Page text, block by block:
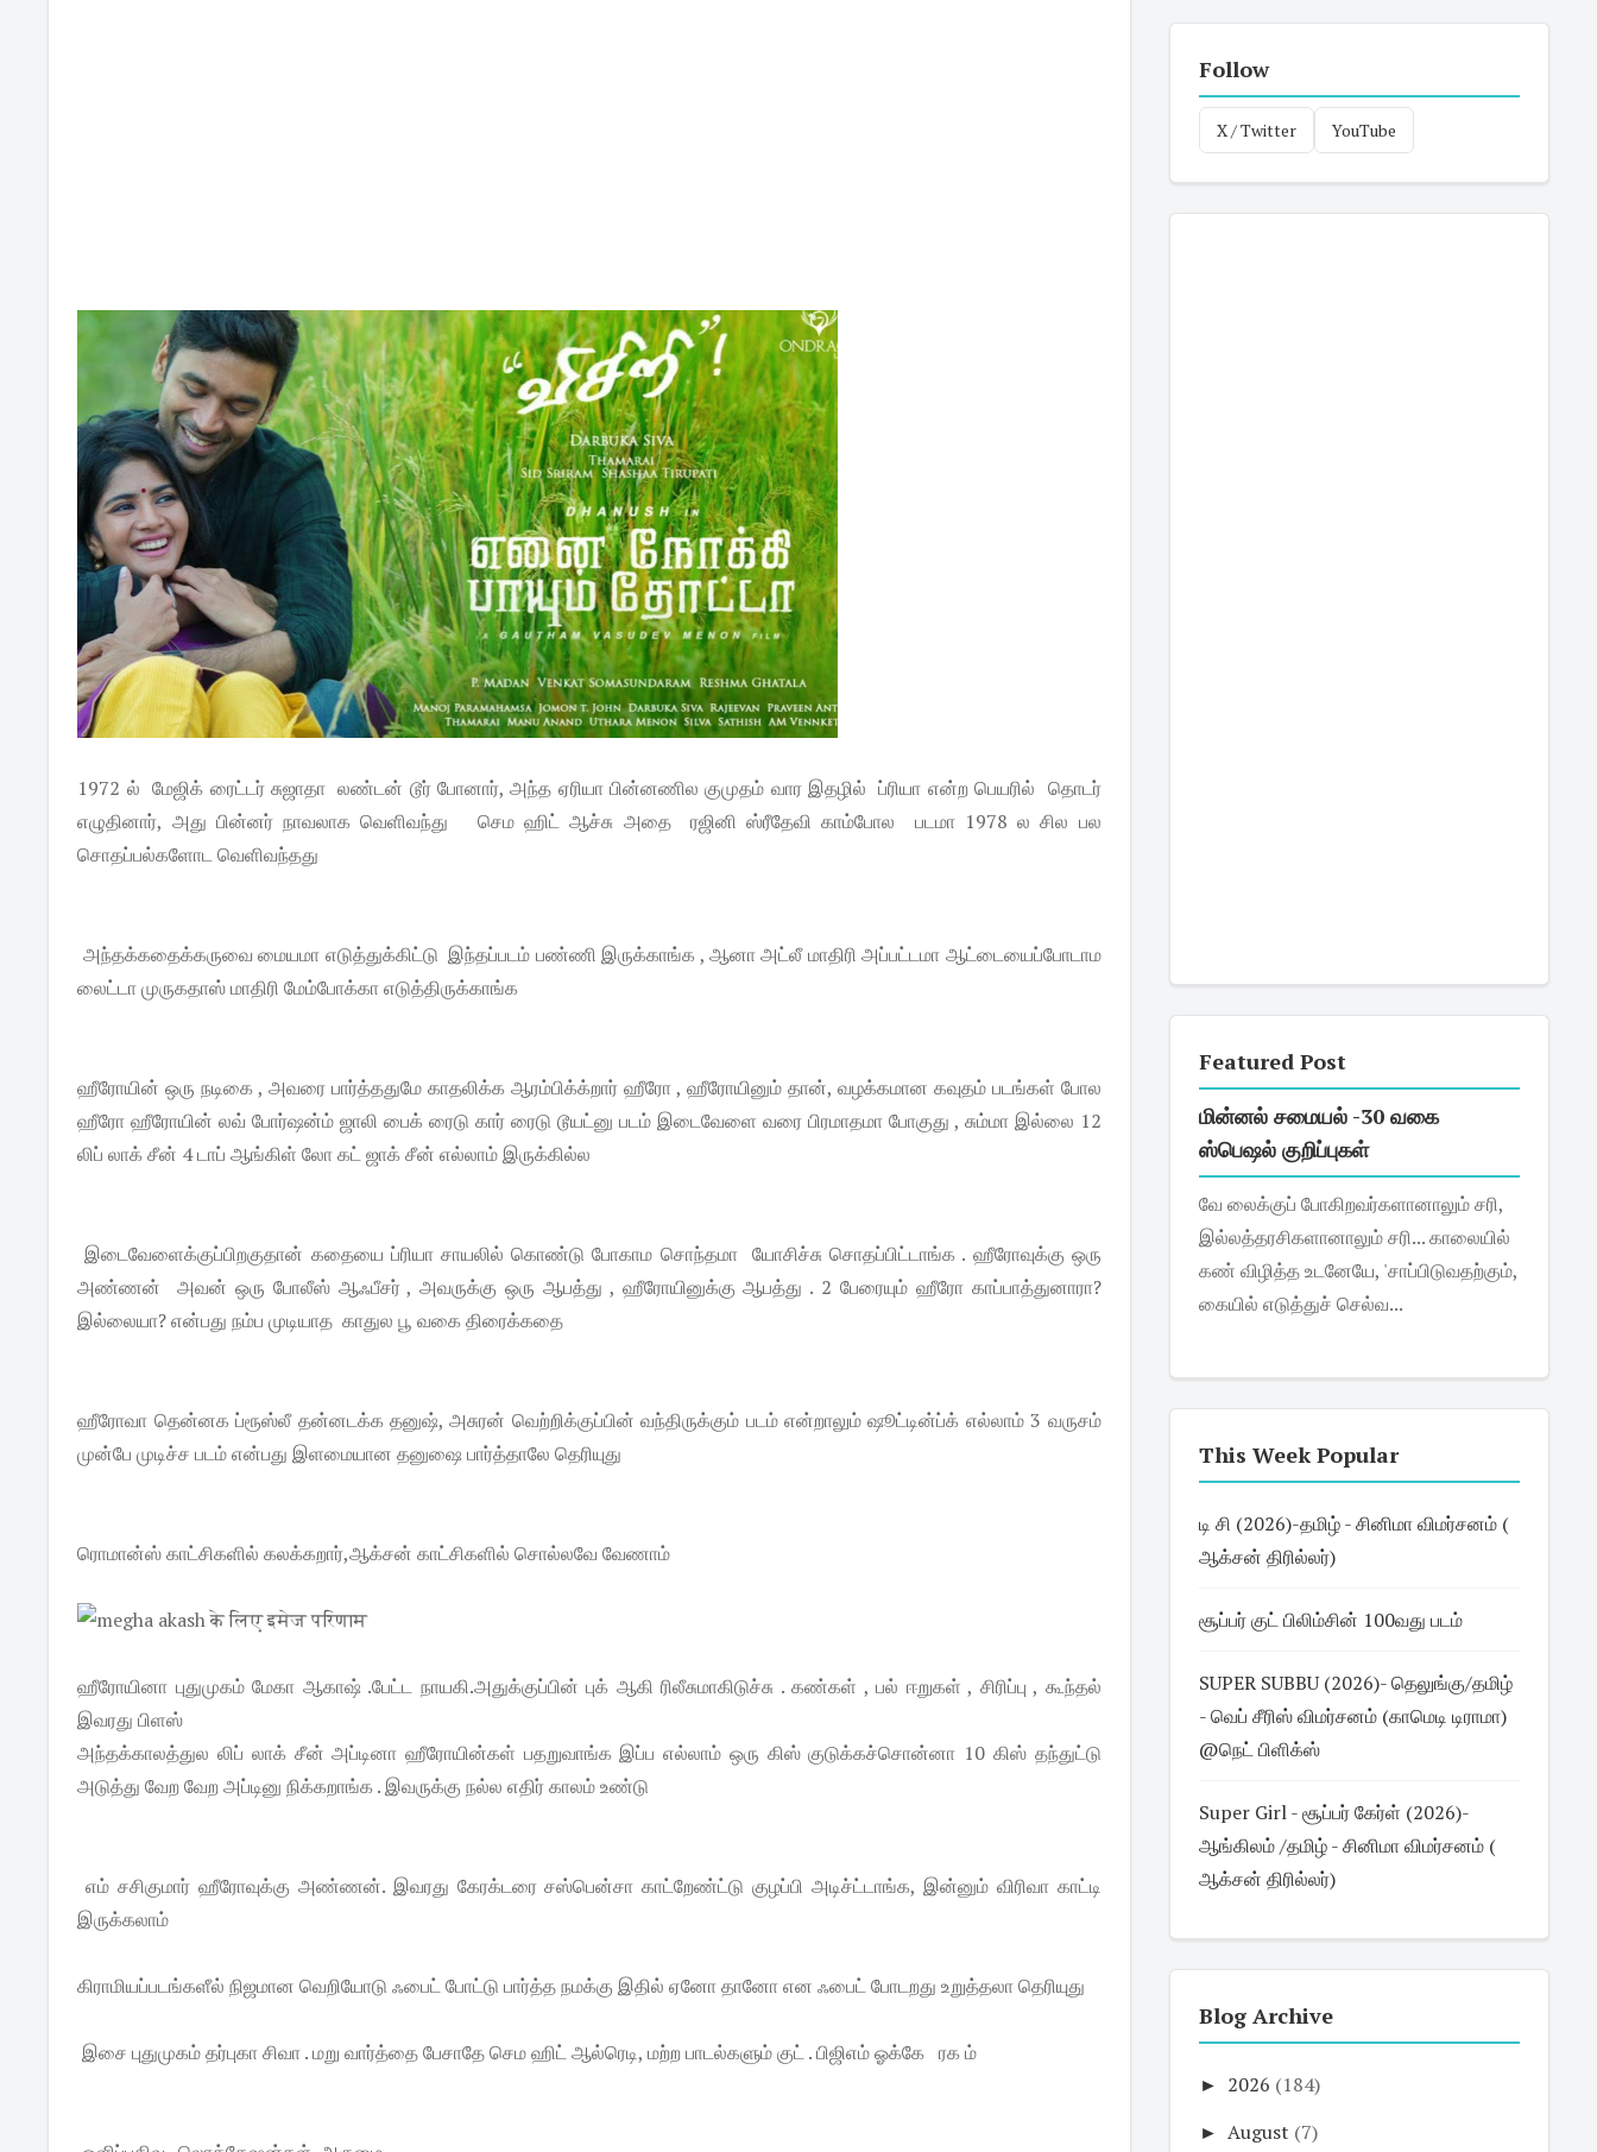
1972 ல் மேஜிக் ரைட்டர் சுஜாதா லண்டன் டூர் போனார், அந்த ஏரியா பின்னணில குமுதம் வார இதழில் ப்ரியா என்ற பெயரில் தொடர்
எழுதினார், அது பின்னர் நாவலாக வெளிவந்து செம ஹிட் ஆச்சு அதை ரஜினி ஸ்ரீதேவி காம்போல படமா 1978 ல சில பல
சொதப்பல்களோட வெளிவந்தது
அந்தக்கதைக்கருவை மையமா எடுத்துக்கிட்டு இந்தப்படம் பண்ணி இருக்காங்க , ஆனா அட்லீ மாதிரி அப்பட்டமா ஆட்டையைப்போடாம
லைட்டா முருகதாஸ் மாதிரி மேம்போக்கா எடுத்திருக்காங்க
ஹீரோயின் ஒரு நடிகை , அவரை பார்த்ததுமே காதலிக்க ஆரம்பிக்க்றார் ஹீரோ , ஹீரோயினும் தான், வழக்கமான கவுதம் படங்கள் போல
ஹீரோ ஹீரோயின் லவ் போர்ஷன்ம் ஜாலி பைக் ரைடு கார் ரைடு டூயட்னு படம் இடைவேளை வரை பிரமாதமா போகுது , சும்மா இல்லை 12
லிப் லாக் சீன் 4 டாப் ஆங்கிள் லோ கட் ஜாக் சீன் எல்லாம் இருக்கில்ல
இடைவேளைக்குப்பிறகுதான் கதையை ப்ரியா சாயலில் கொண்டு போகாம சொந்தமா யோசிச்சு சொதப்பிட்டாங்க . ஹீரோவுக்கு ஒரு
அண்ணன் அவன் ஒரு போலீஸ் ஆஃபீசர் , அவருக்கு ஒரு ஆபத்து , ஹீரோயினுக்கு ஆபத்து . 2 பேரையும் ஹீரோ காப்பாத்துனாரா?
இல்லையா? என்பது நம்ப முடியாத காதுல பூ வகை திரைக்கதை
ஹீரோவா தென்னக ப்ரூஸ்லீ தன்னடக்க தனுஷ், அசுரன் வெற்றிக்குப்பின் வந்திருக்கும் படம் என்றாலும் ஷூட்டின்ப்க் எல்லாம் 3 வருசம்
முன்பே முடிச்ச படம் என்பது இளமையான தனுஷை பார்த்தாலே தெரியுது
ரொமான்ஸ் காட்சிகளில் கலக்கறார்,ஆக்சன் காட்சிகளில் சொல்லவே வேணாம்
ஹீரோயினா புதுமுகம் மேகா ஆகாஷ் .பேட்ட நாயகி.அதுக்குப்பின் புக் ஆகி ரிலீசுமாகிடுச்சு . கண்கள் , பல் ஈறுகள் , சிரிப்பு , கூந்தல்
இவரது பிளஸ்
அந்தக்காலத்துல லிப் லாக் சீன் அப்டினா ஹீரோயின்கள் பதறுவாங்க இப்ப எல்லாம் ஒரு கிஸ் குடுக்கச்சொன்னா 10 கிஸ் தந்துட்டு
அடுத்து வேற வேற அப்டினு நிக்கறாங்க . இவருக்கு நல்ல எதிர் காலம் உண்டு
எம் சசிகுமார் ஹீரோவுக்கு அண்ணன். இவரது கேரக்டரை சஸ்பென்சா காட்றேண்ட்டு குழப்பி அடிச்ட்டாங்க, இன்னும் விரிவா காட்டி
இருக்கலாம்
கிராமியப்படங்களீல் நிஜமான வெறியோடு ஃபைட் போட்டு பார்த்த நமக்கு இதில் ஏனோ தானோ என ஃபைட் போடறது உறுத்தலா தெரியுது
இசை புதுமுகம் தர்புகா சிவா . மறு வார்த்தை பேசாதே செம ஹிட் ஆல்ரெடி, மற்ற பாடல்களும் குட் . பிஜிஎம் ஓக்கே ரக ம்
Follow
X / Twitter YouTube
Featured Post
மின்னல் சமையல் -30 வகை
ஸ்பெஷல் குறிப்புகள்
வே லைக்குப் போகிறவர்களானாலும் சரி,
இல்லத்தரசிகளானாலும் சரி... காலையில்
கண் விழித்த உடனேயே, 'சாப்பிடுவதற்கும்,
கையில் எடுத்துச் செல்வ...
This Week Popular
டி சி (2026)-தமிழ் - சினிமா விமர்சனம் (
ஆக்சன் திரில்லர்)
சூப்பர் குட் பிலிம்சின் 100வது படம்
SUPER SUBBU (2026)- தெலுங்கு/தமிழ்
- வெப் சீரிஸ் விமர்சனம் (காமெடி டிராமா)
@நெட் பிளிக்ஸ்
Super Girl - சூப்பர் கேர்ள் (2026)-
ஆங்கிலம் /தமிழ் - சினிமா விமர்சனம் (
ஆக்சன் திரில்லர்)
Blog Archive
► 2026 (184)
► August (7)